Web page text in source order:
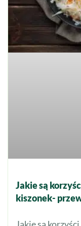
Jakie są
kiszonek-